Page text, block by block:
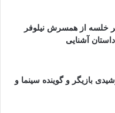
خلسه از همسرش نیلوفر
آشنایی
بازیگر و گوینده سینما و